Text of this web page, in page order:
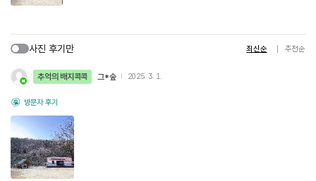
사진 후기만 최신순 추천순
추억의 배지콕콕 그*숲 2025. 3. 1.
방문자 후기